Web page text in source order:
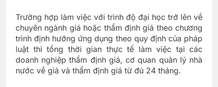
Trường hợp làm việc với trình độ đại học trở lên về
chuyên ngành giá hoặc thẩm định giá theo chương
trình định hướng ứng dụng theo quy định của pháp
luật thì tổng thời gian thực tế làm việc tại các
doanh nghiệp thẩm định giá, cơ quan quản lý nhà
nước về giá và thẩm định giá từ đủ 24 tháng.